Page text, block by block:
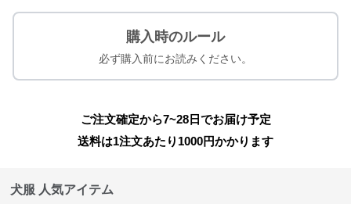
購入時のルール
必ず購入前にお読みください。
ご注文確定から7~28日でお届け予定
送料は1注文あたり 1000円かかります
犬服 人気アイテム